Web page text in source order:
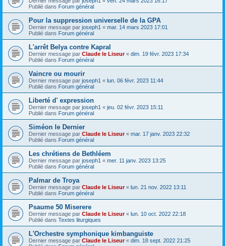
Publié dans Forum général
Pour la suppression universelle de la GPA
Dernier message par joseph1 « mar. 14 mars 2023 17:01
Publié dans Forum général
L'arrêt Belya contre Kapral
Dernier message par Claude le Liseur« dim. 19 févr. 2023 17:34
Publié dans Forum général
Vaincre ou mourir
Dernier message par joseph1 « lun. 06 févr. 2023 11:44
Publié dans Forum général
Liberté d' expression
Dernier message par joseph1 « jeu. 02 févr. 2023 15:11
Publié dans Forum général
Siméon le Dernier
Dernier message par Claude le Liseur« mar. 17 janv. 2023 22:32
Publié dans Forum général
Les chrétiens de Bethléem
Dernier message par joseph1 « mer. 11 janv. 2023 13:25
Publié dans Forum général
Palmar de Troya
Dernier message par Claude le Liseur« lun. 21 nov. 2022 13:11
Publié dans Forum général
Psaume 50 Miserere
Dernier message par Claude le Liseur« lun. 10 oct. 2022 22:18
Publié dans Textes liturgiques
L'Orchestre symphonique kimbanguiste
Dernier message par Claude le Liseur« dim. 18 sept. 2022 21:25